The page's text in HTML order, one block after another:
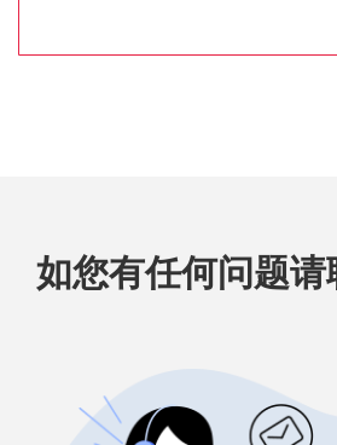
如您有任何问题请